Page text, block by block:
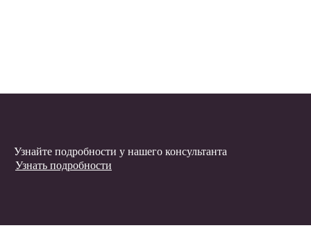
Узнайте подробности у нашего консультанта
Узнать подробности